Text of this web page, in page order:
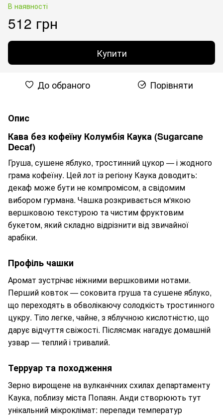
В наявності
512 грн
Купити
До обраного Порівняти
Опис
Кава без кофеїну Колумбія Каука (Sugarcane
Decaf)
Груша, сушене яблуко, тростинний цукор — і жодного
грама кофеїну. Цей лот із регіону Каука доводить:
декаф може бути не компромісом, а свідомим
вибором гурмана. Чашка розкривається м'якою
вершковою текстурою та чистим фруктовим
букетом, який складно відрізнити від звичайної
арабіки.
Профіль чашки
Аромат зустрічає ніжними вершковими нотами.
Перший ковток — соковита груша та сушене яблуко,
що переходять в обволікаючу солодкість тростинного
цукру. Тіло легке, чайне, з яблучною кислотністю, що
дарує відчуття свіжості. Післясмак нагадує домашній
узвар — теплий і тривалий.
Терруар та походження
Зерно вирощене на вулканічних схилах департаменту
Каука, поблизу міста Попаян. Анди створюють тут
унікальний мікроклімат: перепади температур